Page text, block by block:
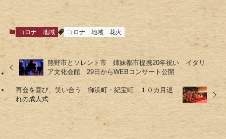
コロナ 地域 コロナ 地域 花火
熊野市とソレント市 姉妹都市提携20年祝い イタリ
ア文化会館 29日からWEBコンサート公開
再会を喜び、笑い合う 御浜町・紀宝町 １０カ月遅
れの成人式